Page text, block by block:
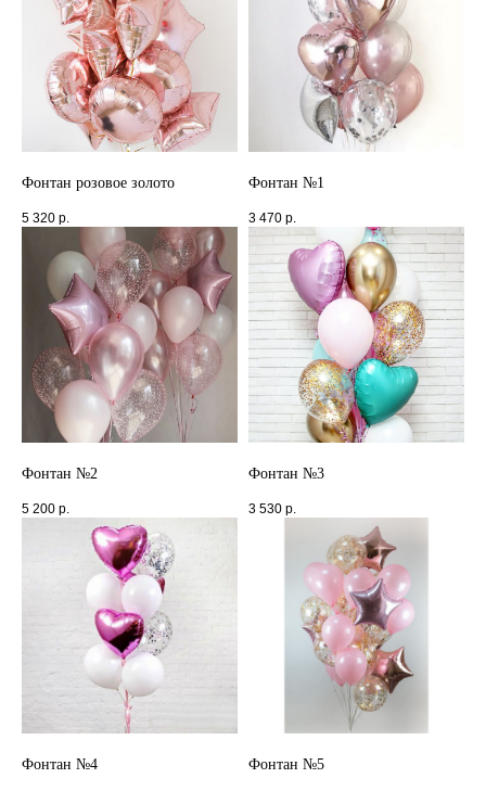
Фонтан розовое золото
5 320 р.
Фонтан №1
3 470 р.
Фонтан №2
5 200 р.
Фонтан №3
3 530 р.
Фонтан №4 Фонтан №5